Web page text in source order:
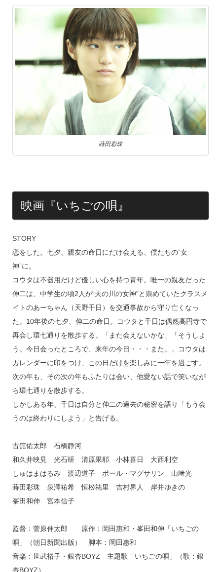
蒔田彩珠
映画『いちごの唄』
STORY
恋をした。七夕、親友の命日にだけ会える、僕たちの”女
神”に。
コウタは不器用だけど優しい心を持つ青年。唯一の親友だった
伸二は、中学生の頃2人が“天の川の女神”と崇めていたクラスメ
イトのあーちゃん（天野千日）を交通事故から守り亡くなっ
た。10年後の七夕、伸二の命日。コウタと千日は偶然高円寺で
再会し環七通りを散歩する。「また会えないかな」「そうしよ
う。今日会ったところで、来年の今日・・・また。」コウタは
カレンダーに印をつけ、この日だけを楽しみに一年を過ごす。
次の年も、その次の年もふたりは会い、他愛ない話で笑いなが
ら環七通りを散歩する。
しかしある年、千日は自分と伸二の過去の秘密を語り「もう会
うのは終わりにしよう」と告げる。
古舘佑太郎 石橋静河
和久井映見 光石研 清原果耶 小林喜日 大西利空
しゅはまはるみ 渡辺道子 ポール・マグサリン 山﨑光
蒔田彩珠 泉澤祐希 恒松祐里 吉村界人 岸井ゆきの
峯田和伸 宮本信子
監督：菅原伸太郎 原作：岡田惠和・峯田和伸「いちごの
唄」（朝日新聞出版） 脚本：岡田惠和
音楽：世武裕子・銀杏BOYZ 主題歌「いちごの唄」（歌：銀
杏BOYZ）